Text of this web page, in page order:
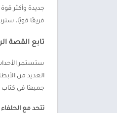
فريقًا قويًا،
تابع القصة
ستستمر
العديد من
جميعًا في كتاب
تتحد مع الحلفاء